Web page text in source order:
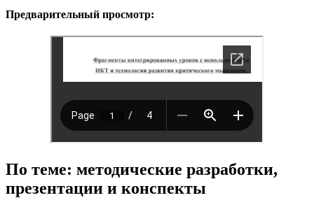
Предварительный просмотр:
По теме: методические разработки,
презентации и конспекты